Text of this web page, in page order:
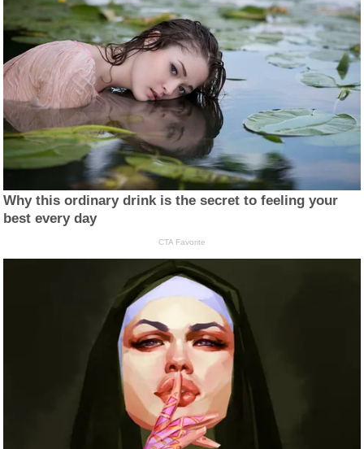
Why this ordinary drink is the secret to feeling your
best every day
CTA Favorite